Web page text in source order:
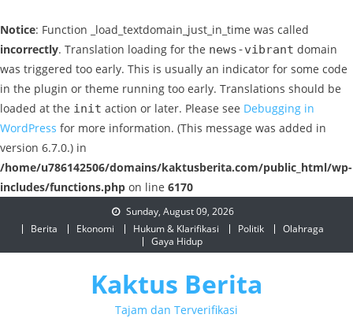
Notice: Function _load_textdomain_just_in_time was called
incorrectly. Translation loading for the news-vibrant domain
was triggered too early. This is usually an indicator for some code
in the plugin or theme running too early. Translations should be
loaded at the init action or later. Please see Debugging in
WordPress for more information. (This message was added in
version 6.7.0.) in
/home/u786142506/domains/kaktusberita.com/public_html/wp-
includes/functions.php on line 6170
Sunday, August 09, 2026
Berita
Ekonomi Hukum & Klarifikasi Politik
Olahraga
Gaya Hidup
Kaktus Berita
Tajam dan Terverifikasi